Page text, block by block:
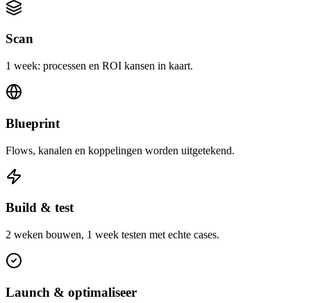
Scan
1 week: processen en ROI kansen in kaart.
Blueprint
Flows, kanalen en koppelingen worden uitgetekend.
Build & test
2 weken bouwen, 1 week testen met echte cases.
Launch & optimaliseer